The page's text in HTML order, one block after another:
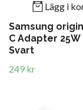
Lägg i
Samsung
C Adapter 25W
Svart
249 kr